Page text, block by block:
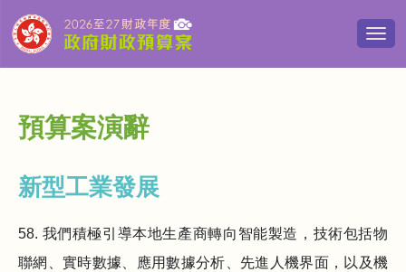
切
預算案演辭
新型工業發展
58. 我們積極引導本地生產商轉向智能製造，技術包括物
聯網、實時數據、應用數據分析、先進人機界面，以及機